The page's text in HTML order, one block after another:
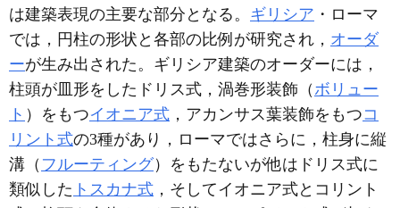
は建築表現の主要な部分となる。 ギリシア ・ローマ
では，円柱の形状と各部の比例が研究され， オーダ
ーが生み出された。ギリシア建築のオーダーには，
柱頭が皿形をしたドリス式，渦巻形装飾（ ボリュー
ト ）をもつイオニア式 ，アカンサス葉装飾をもつコ
リント式の3種があり，ローマではさらに，柱身に縦
溝（ フルーティング）をもたないが他はドリス式に
類似した トスカナ式 ，そしてイオニア式とコリント